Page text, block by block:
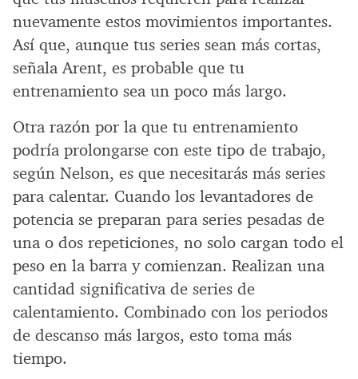
nuevamente estos movimientos importantes.
Así que, aunque tus series sean más cortas,
señala Arent, es probable que tu
entrenamiento sea un poco más largo.
Otra razón por la que tu entrenamiento
podría prolongarse con este tipo de trabajo,
según Nelson, es que necesitarás más series
para calentar. Cuando los levantadores de
potencia se preparan para series pesadas de
una o dos repeticiones, no solo cargan todo el
peso en la barra y comienzan. Realizan una
cantidad significativa de series de
calentamiento. Combinado con los periodos
de descanso más largos, esto toma más
tiempo.